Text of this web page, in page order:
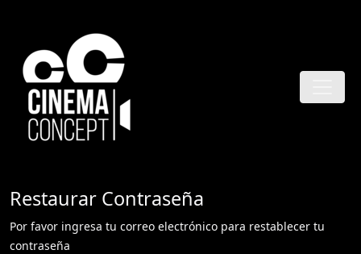
Restaurar Contraseña
Por favor ingresa tu correo electrónico para restablecer tu
contraseña